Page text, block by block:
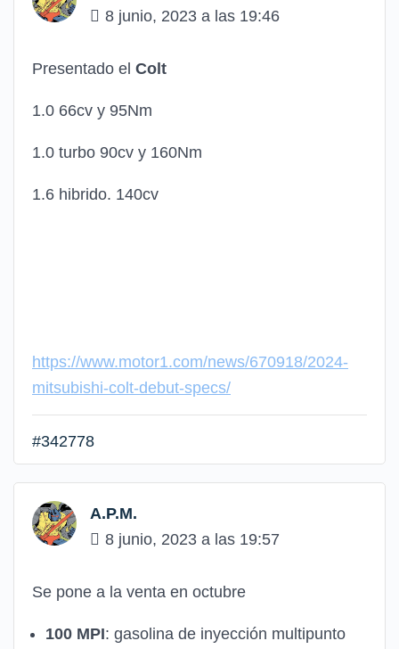
8 junio, 2023 a las 19:46
Presentado el Colt
1.0 66cv y 95Nm
1.0 turbo 90cv y 160Nm
1.6 hibrido. 140cv
https://www.motor1.com/news/670918/2024-
mitsubishi-colt-debut-specs/
#342778
A.P.M.
8 junio, 2023 a las 19:57
Se pone a la venta en octubre
100 MPI: gasolina de inyección multipunto